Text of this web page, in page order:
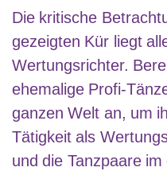
Die kritische
gezeigten Kür liegt
Wertungsrichter.
ehemalige Profi-
ganzen Welt an, um
Tätigkeit als
und die Tanzpaare